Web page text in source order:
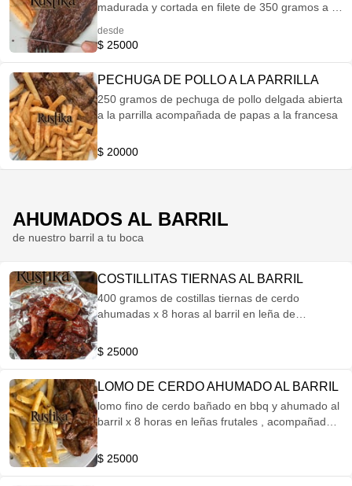
madurada y cortada en filete de 350 gramos a la
desde
$ 25000
PECHUGA DE POLLO A LA PARRILLA
250 gramos de pechuga de pollo delgada abierta
a la parrilla acompañada de papas a la francesa
$ 20000
AHUMADOS AL BARRIL
de nuestro barril a tu boca
COSTILLITAS TIERNAS AL BARRIL
400 gramos de costillas tiernas de cerdo
ahumadas x 8 horas al barril en leña de
acompañadas de papas a la francesa.
$ 25000
LOMO DE CERDO AHUMADO AL BARRIL
lomo fino de cerdo bañado en bbq y ahumado al
barril x 8 horas en leñas frutales , acompañado
$ 25000